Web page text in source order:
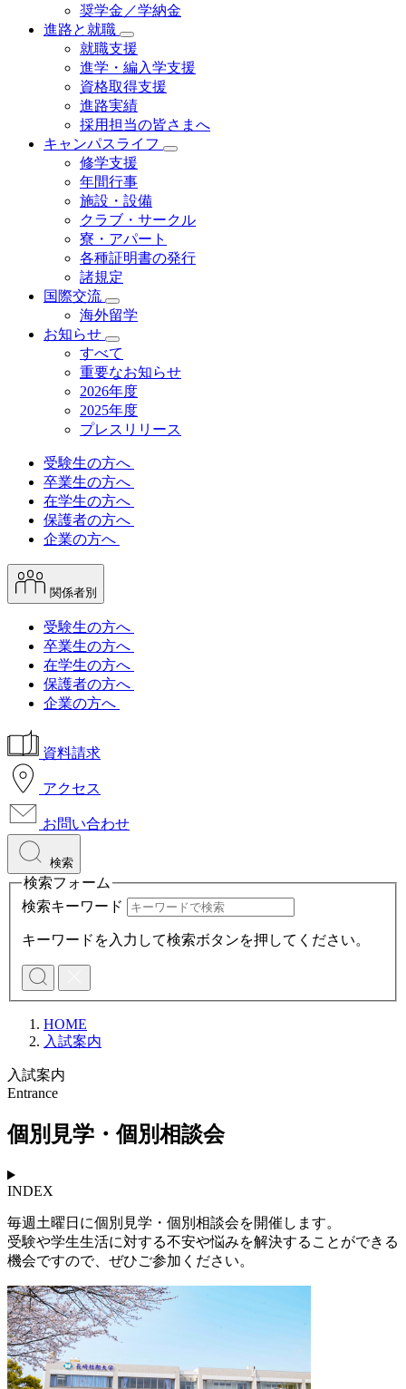
奨学金／学納金
進路と就職
就職支援
進学・編入学支援
資格取得⽀援
進路実績
採用担当の皆さまへ
キャンパスライフ
修学支援
年間行事
施設・設備
クラブ・サークル
寮・アパート
各種証明書の発⾏
諸規定
国際交流
海外留学
お知らせ
すべて
重要なお知らせ
2026年度
2025年度
プレスリリース
受験生の方へ
卒業生の方へ
在学生の方へ
保護者の方へ
企業の方へ
関係者別
受験生の方へ
卒業生の方へ
在学生の方へ
保護者の方へ
企業の方へ
資料請求
アクセス
お問い合わせ
検索
検索フォーム
検索キーワード
キーワードを入力して検索ボタンを押してください。
HOME
入試案内
入試案内
Entrance
個別⾒学・個別相談会
INDEX
毎週土曜日に個別見学・個別相談会を開催します。
受験や学生生活に対する不安や悩みを解決することができる
機会ですので、ぜひご参加ください。